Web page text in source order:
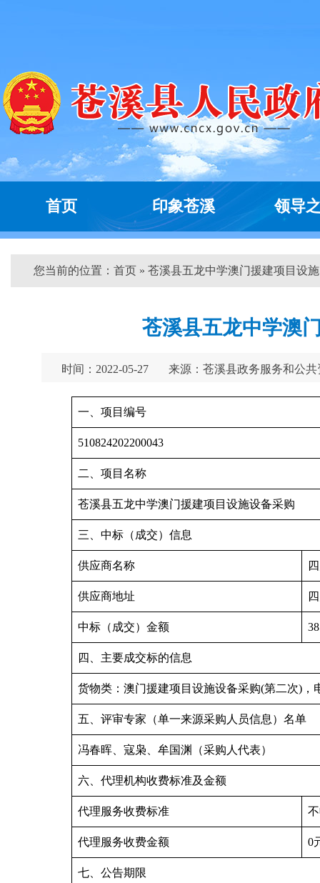
首页 印象苍溪 领导
您当前的位置： 首页 » 苍溪县五龙中学澳门援建项目设
苍溪县五龙中学澳
时间：2022-05-27 来源：苍溪县政务服务和公
一、项目编号
510824202200043
二、项目名称
苍溪县五龙中学澳门援建项目设施设备采购
三、中标（成交）信息
供应商名称
供应商地址
中标（成交）金额
四、主要成交标的信息
货物类：澳门援建项目设施设备采购(第二次)，
五、评审专家（单一来源采购人员信息）名单
冯春晖、寇枭、牟国渊（采购人代表）
六、代理机构收费标准及金额
代理服务收费标准
代理服务收费金额 0
七、公告期限